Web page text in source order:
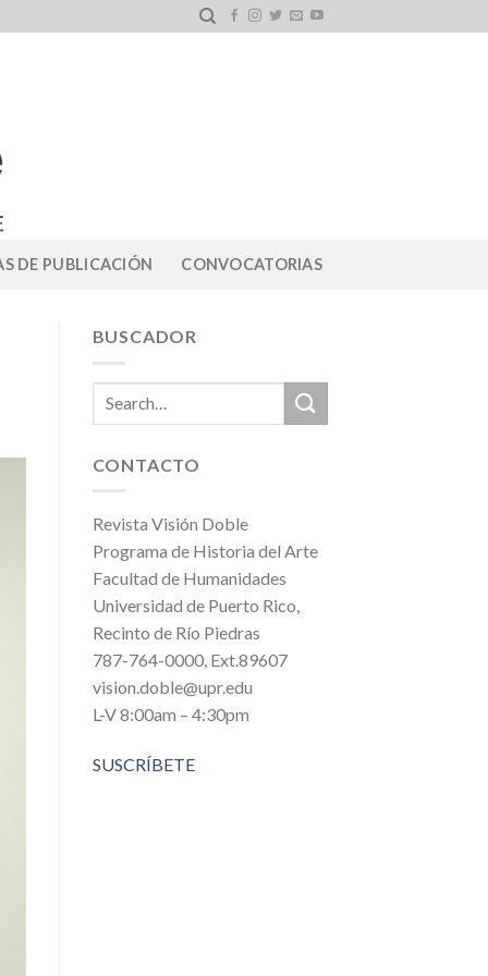
DE PUBLICACIÓN CONVOCATORIAS
BUSCADOR
CONTACTO
Revista Visión Doble
Programa de Historia del Arte
Facultad de Humanidades
Universidad de Puerto Rico,
Recinto de Río Piedras
787-764-0000, Ext.89607
vision.doble@upr.edu
L-V 8:00am – 4:30pm
SUSCRÍBETE